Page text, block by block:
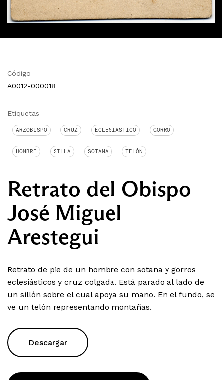
Código
A0012-000018
Etiquetas
ARZOBISPO CRUZ ECLESIÁSTICO GORRO
HOMBRE SILLA SOTANA TELÓN
Retrato del Obispo
José Miguel
Arestegui
Retrato de pie de un hombre con sotana y gorros
eclesiásticos y cruz colgada. Está parado al lado de
un sillón sobre el cual apoya su mano. En el fundo, se
ve un telón representando montañas.
Descargar